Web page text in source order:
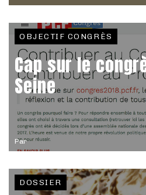
Par
OBJECTIF CONGRÈS
Cap sur le
Seine
DOSSIER